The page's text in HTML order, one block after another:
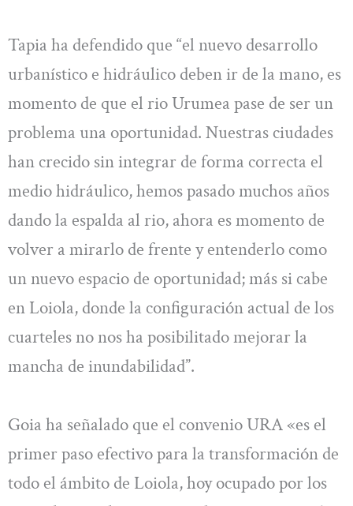
Tapia ha defendido que “el nuevo desarrollo
urbanístico e hidráulico deben ir de la mano, es
momento de que el rio Urumea pase de ser un
problema una oportunidad. Nuestras ciudades
han crecido sin integrar de forma correcta el
medio hidráulico, hemos pasado muchos años
dando la espalda al rio, ahora es momento de
volver a mirarlo de frente y entenderlo como
un nuevo espacio de oportunidad; más si cabe
en Loiola, donde la configuración actual de los
cuarteles no nos ha posibilitado mejorar la
mancha de inundabilidad”.
Goia ha señalado que el convenio URA «es el
primer paso efectivo para la transformación de
todo el ámbito de Loiola, hoy ocupado por los